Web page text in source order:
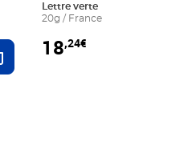
Ajouter au panier
Lettre verte
20g / France
18,24€